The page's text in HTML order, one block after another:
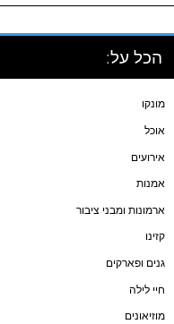
הכל על:
מונקו
אוכל
אירועים
אמנות
ארמונות ומבני ציבור
קזינו
גנים ופארקים
חיי לילה
מוזיאונים